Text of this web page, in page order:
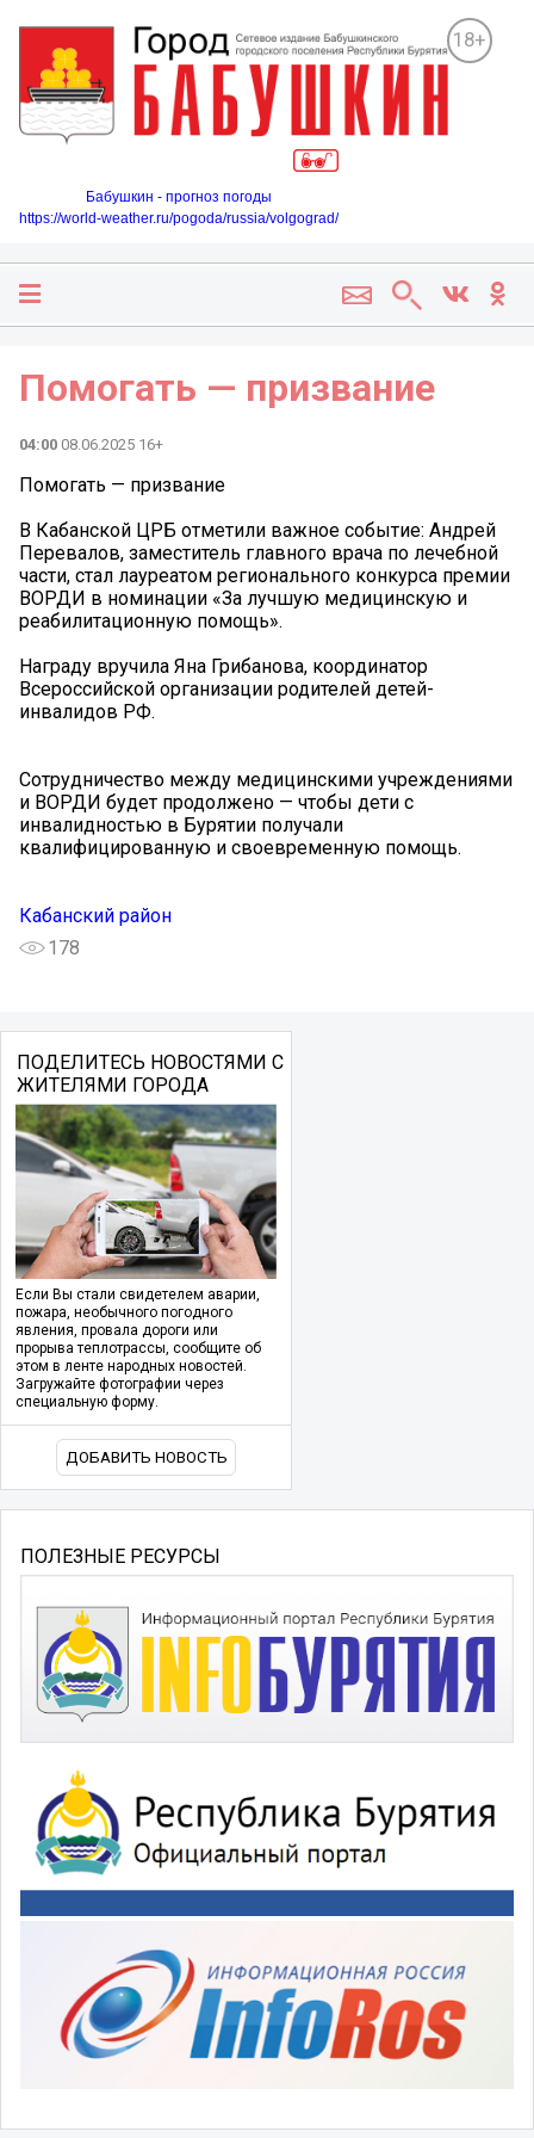
18+
Бабушкин - прогноз погоды
https://world-weather.ru/pogoda/russia/volgograd/
️Помогать — призвание
04:00 08.06.2025 16+
️Помогать — призвание
В Кабанской ЦРБ отметили важное событие: Андрей
Перевалов, заместитель главного врача по лечебной
части, стал лауреатом регионального конкурса премии
ВОРДИ в номинации «За лучшую медицинскую и
реабилитационную помощь».
Награду вручила Яна Грибанова, координатор
Всероссийской организации родителей детей-
инвалидов РФ.
Сотрудничество между медицинскими учреждениями
и ВОРДИ будет продолжено — чтобы дети с
инвалидностью в Бурятии получали
квалифицированную и своевременную помощь.
Кабанский район
178
ПОДЕЛИТЕСЬ НОВОСТЯМИ С
ЖИТЕЛЯМИ ГОРОДА
Если Вы стали свидетелем аварии,
пожара, необычного погодного
явления, провала дороги или
прорыва теплотрассы, сообщите об
этом в ленте народных новостей.
Загружайте фотографии через
специальную форму.
ДОБАВИТЬ НОВОСТЬ
ПОЛЕЗНЫЕ РЕСУРСЫ